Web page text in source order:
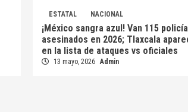
ESTATAL NACIONAL
¡México sangra azul! Van 115
asesinados en 2026; Tlaxcala
en la lista de ataques vs oficiales
13 mayo, 2026 Admin